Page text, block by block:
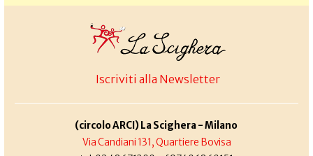
Iscriviti alla Newsletter
(circolo ARCI) La Scighera - Milano
Via Candiani 131, Quartiere Bovisa